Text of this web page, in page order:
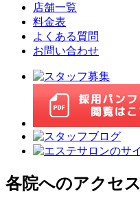
店舗一覧
料金表
よくある質問
お問い合わせ
各院へのアクセス